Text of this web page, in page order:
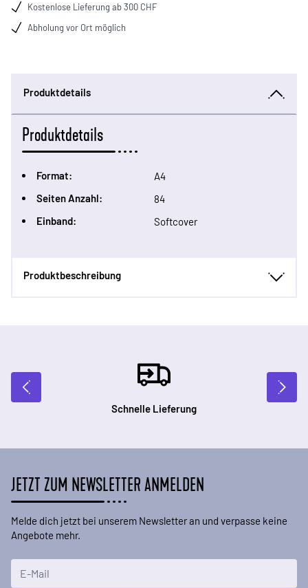
Kostenlose Lieferung ab 300 CHF
Abholung vor Ort möglich
Produktdetails
Produktdetails
Format:
A4
Seiten Anzahl:
84
Einband:
Softcover
Produktbeschreibung
Schnelle Lieferung
JETZT ZUM NEWSLETTER ANMELDEN
Melde dich jetzt bei unserem Newsletter an und verpasse keine
Angebote mehr.